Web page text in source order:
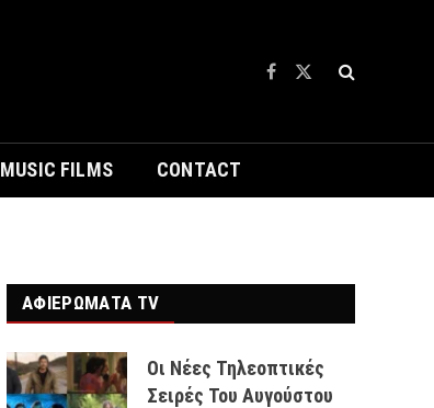
Facebook
X
MUSIC FILMS CONTACT
ΑΦΙΕΡΩΜΑΤΑ TV
Οι Νέες Τηλεοπτικές
Σειρές Του Αυγούστου